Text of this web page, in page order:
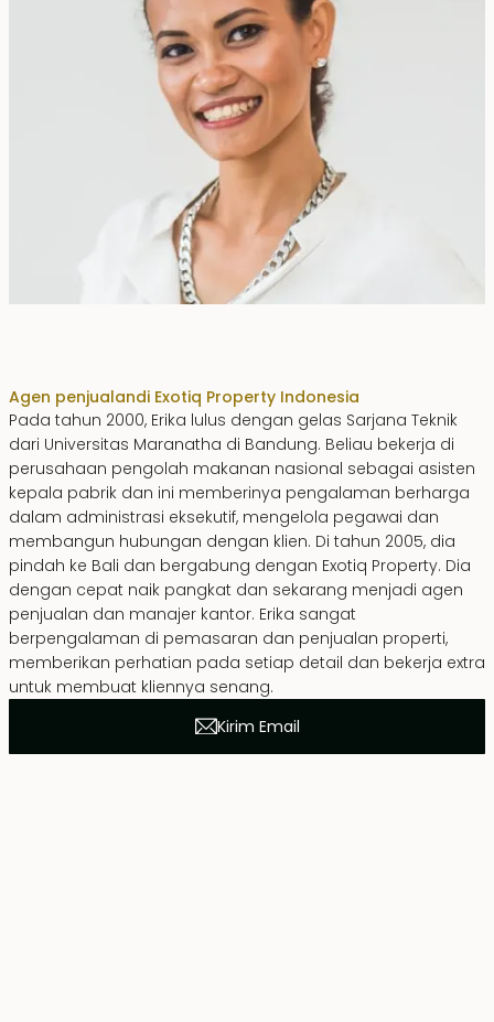
Agen penjualandi Exotiq Property Indonesia
Pada tahun 2000, Erika lulus dengan gelas Sarjana Teknik
dari Universitas Maranatha di Bandung. Beliau bekerja di
perusahaan pengolah makanan nasional sebagai asisten
kepala pabrik dan ini memberinya pengalaman berharga
dalam administrasi eksekutif, mengelola pegawai dan
membangun hubungan dengan klien. Di tahun 2005, dia
pindah ke Bali dan bergabung dengan Exotiq Property. Dia
dengan cepat naik pangkat dan sekarang menjadi agen
penjualan dan manajer kantor. Erika sangat
berpengalaman di pemasaran dan penjualan properti,
memberikan perhatian pada setiap detail dan bekerja extra
untuk membuat kliennya senang.
Kirim Email